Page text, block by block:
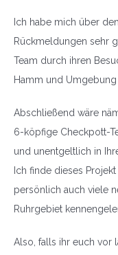
Ich habe mich über
Rückmeldungen sehr
Team durch ihren
Hamm und
Abschließend wäre
6-köpfige Checkpott-
und unentgeltlich in
Ich finde dieses
persönlich auch viele
Ruhrgebiet
Also, falls ihr euch vor